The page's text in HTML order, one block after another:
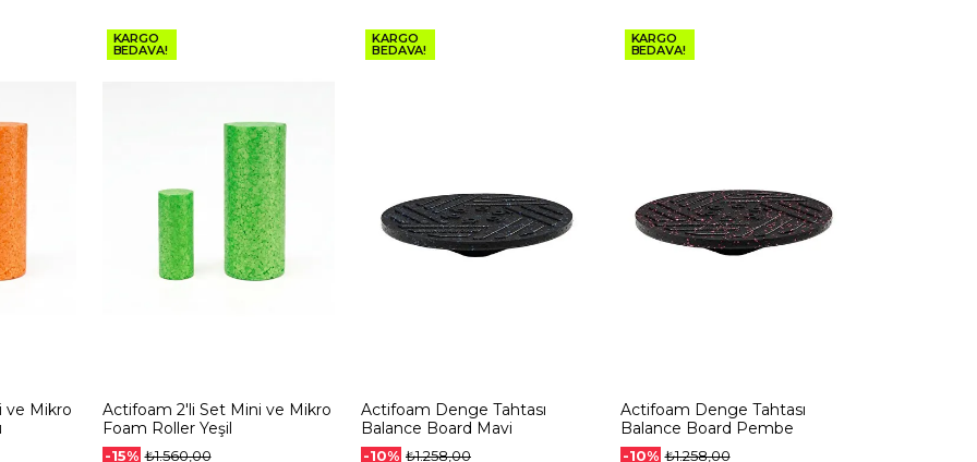
ve Mikro
KARGO
BEDAVA!
Actifoam 2'li Set Mini ve Mikro
Foam Roller Yeşil
-15% ₺1.560,00
KARGO
BEDAVA!
Actifoam Denge Tahtası
Balance Board Mavi
-10% ₺1.258,00
KARGO
BEDAVA!
Actifoam Denge Tahtası
Balance Board Pembe
-10% ₺1.258,00